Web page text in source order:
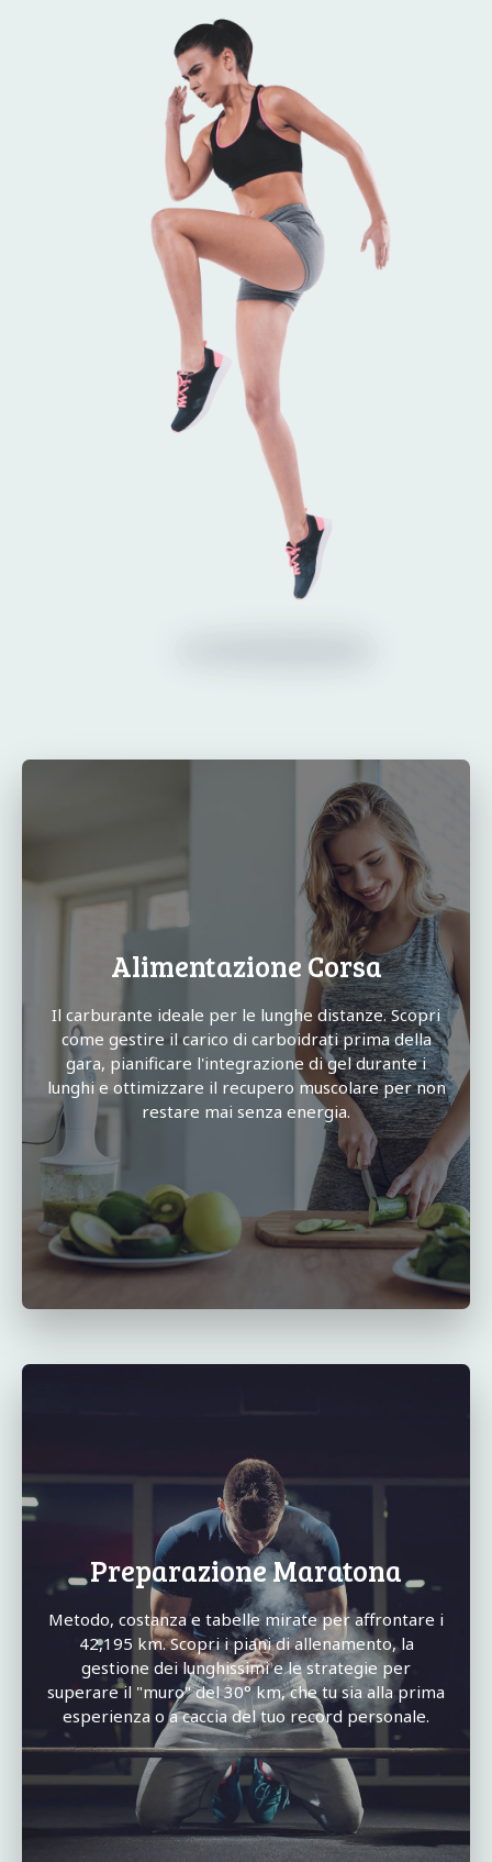
Alimentazione Corsa
Il carburante ideale per le lunghe distanze. Scopri
come gestire il carico di carboidrati prima della
gara, pianificare l'integrazione di gel durante i
lunghi e ottimizzare il recupero muscolare per non
restare mai senza energia.
Preparazione Maratona
Metodo, costanza e tabelle mirate per affrontare i
42,195 km. Scopri i piani di allenamento, la
gestione dei lunghissimi e le strategie per
superare il "muro" del 30° km, che tu sia alla prima
esperienza o a caccia del tuo record personale.